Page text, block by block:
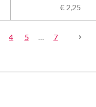
€ 2,25
4 5 7